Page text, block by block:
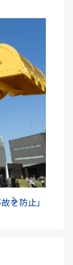
を防止」